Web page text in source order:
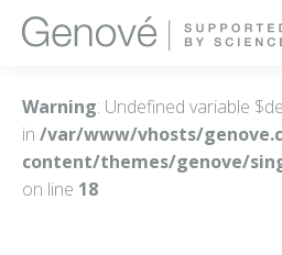
Warning: Undefined variable
in /var/www/vhosts/
content/themes/genove/
on line 18